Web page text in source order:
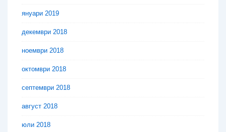
януари 2019
декември 2018
ноември 2018
октомври 2018
септември 2018
август 2018
юли 2018